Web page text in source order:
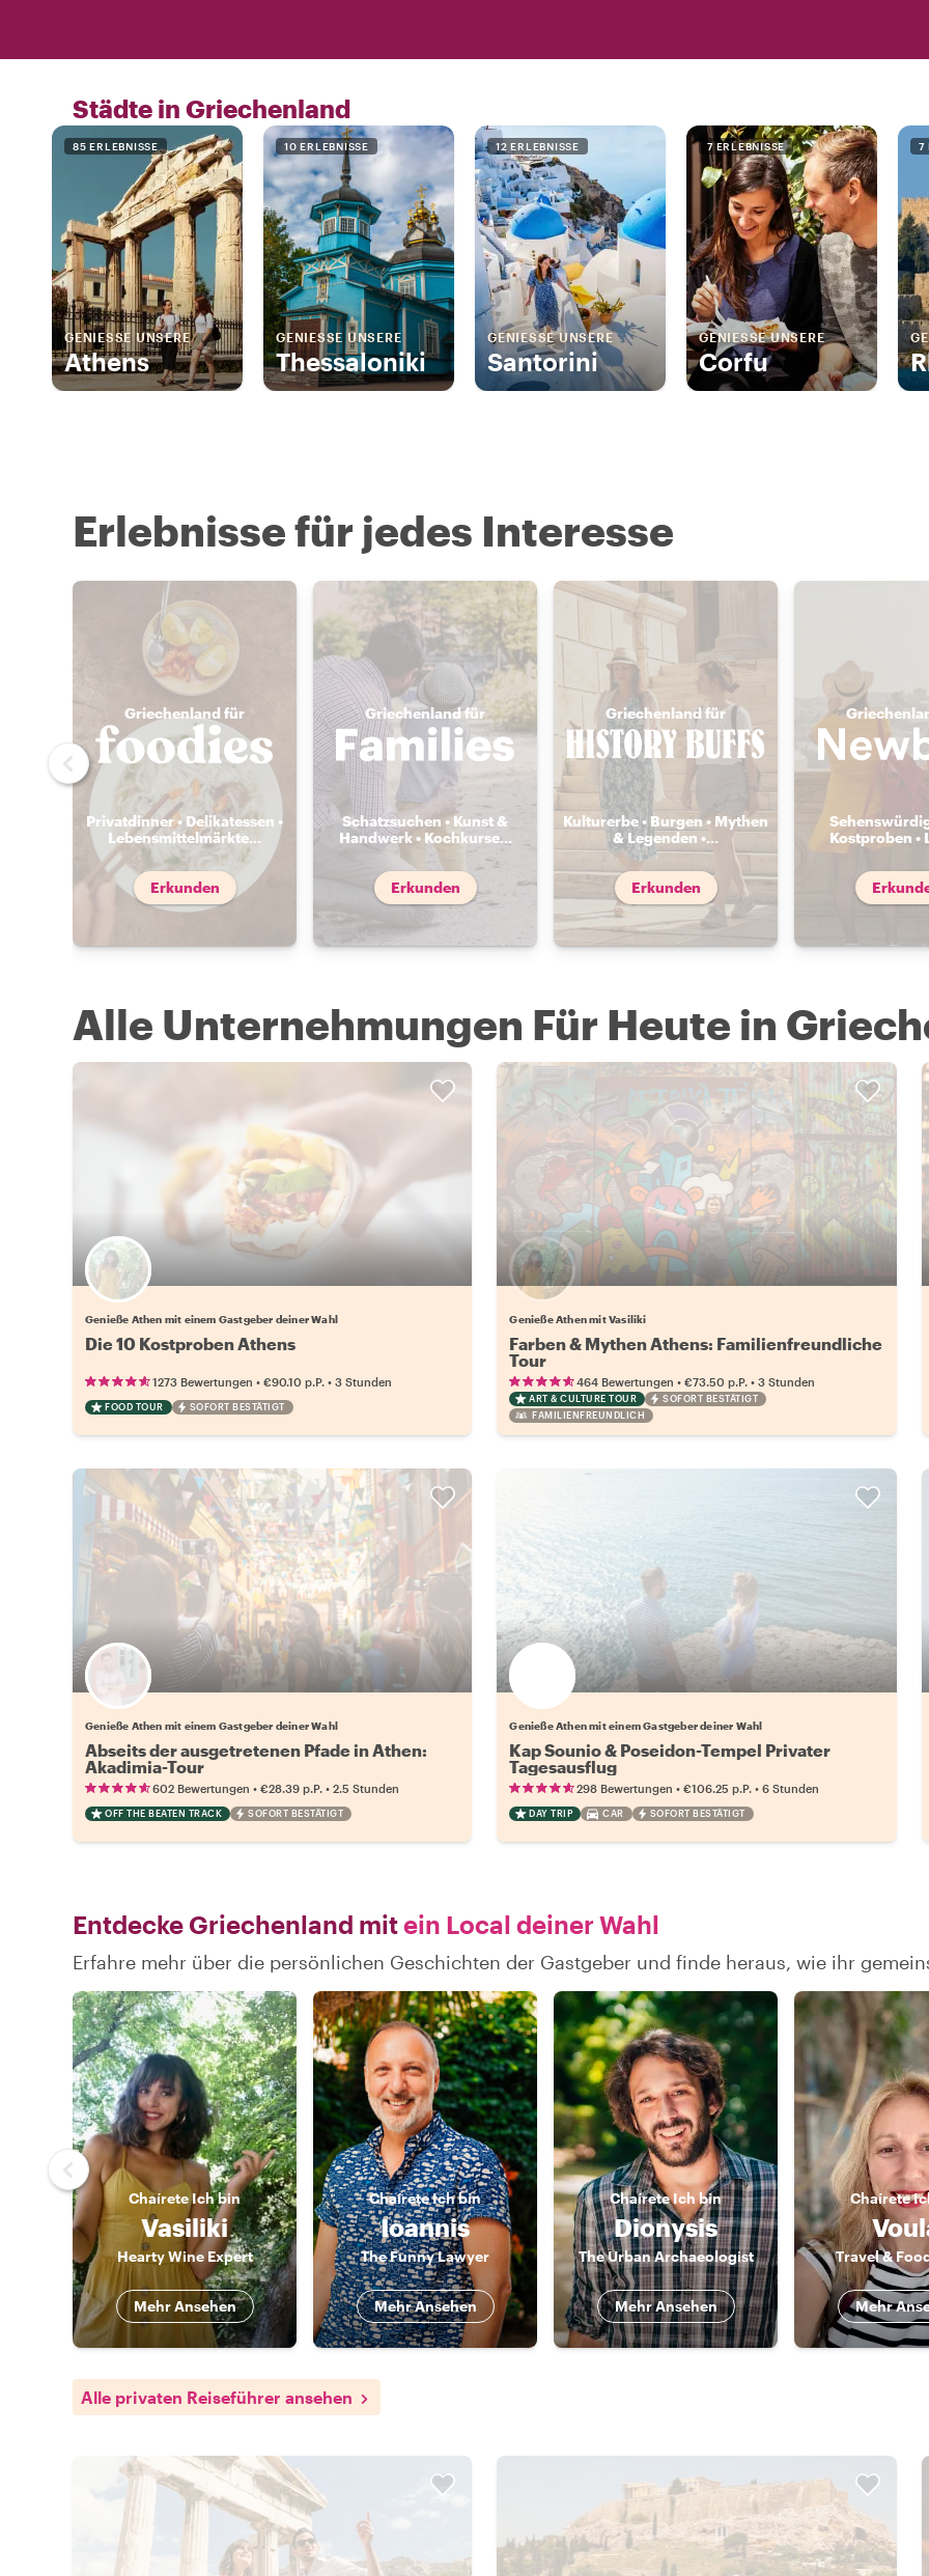
Städte in Griechenland
85 ERLEBNISSE
GENIESSE UNSERE
Athens
10 ERLEBNISSE
GENIESSE UNSERE
Thessaloniki
12 ERLEBNISSE
GENIESSE UNSERE
Santorini
7 ERLEBNISSE
GENIESSE UNSERE
Corfu
7
Erlebnisse für jedes Interesse
Griechenland für
Privatdinner • Delikatessen •
Lebensmittelmärkte...
Erkunden
Griechenland für
Schatzsuchen • Kunst &
Handwerk • Kochkurse...
Erkunden
Griechenland für
Kulturerbe • Burgen • Mythen
& Legenden •...
Erkunden
Kostproben •
Alle Unternehmungen Für Heute in
Genieße Athen mit einem Gastgeber deiner Wahl
Die 10 Kostproben Athens
1273 Bewertungen • €90.10 p.P. • 3 Stunden
FOOD TOUR SOFORT BESTÄTIGT
Genieße Athen mit Vasiliki
Farben & Mythen Athens: Familienfreundliche
Tour
464 Bewertungen •€73.50 p.P. •3 Stunden
ART & CULTURE TOUR
SOFORT BESTÄTIGT
FAMILIENFREUNDLICH
Genieße Athen mit einem Gastgeber deiner Wahl
Abseits der ausgetretenen Pfade in Athen:
Akadimia-Tour
602 Bewertungen • €28.39 p.P. • 2.5 Stunden
OFF THE BEATEN TRACK SOFORT BESTÄTIGT
Wähle deinen Lieblingsgastgeber
Genieße Athen mit einem Gastgeber deiner Wahl
Kap Sounio & Poseidon-Tempel Privater
Tagesausflug
298 Bewertungen •€106.25 p.P. •6 Stunden
DAY TRIP CAR SOFORT BESTÄTIGT
Entdecke Griechenland mitein Local deiner Wahl
Erfahre mehr über die persönlichen Geschichten der Gastgeber und finde heraus, wie ihr
ChaíreteIch bin
Vasiliki
Hearty Wine Expert
Mehr Ansehen
ChaíreteIch bin
Ioannis
The Funny Lawyer
Mehr Ansehen
ChaíreteIch bin
Dionysis
The Urban Archaeologist
Mehr Ansehen
Chaírete
Travel &
Mehr
Alle privaten Reiseführer ansehen